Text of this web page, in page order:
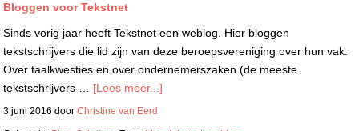
Bloggen voor Tekstnet
Sinds vorig jaar heeft Tekstnet een weblog. Hier bloggen
tekstschrijvers die lid zijn van deze beroepsvereniging over hun vak.
Over taalkwesties en over ondernemerszaken (de meeste
tekstschrijvers … [Lees meer...]
3 juni 2016 doorChristine van Eerd